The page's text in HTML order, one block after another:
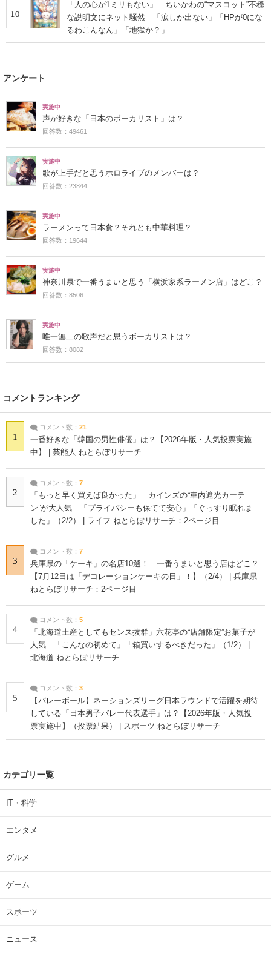
10
「人の心が1ミリもない」 ちいかわの“マスコット”不穏
な説明文にネット騒然 「涙しか出ない」「HPが0にな
るわこんなん」「地獄か？」
アンケート
実施中
声が好きな「日本のボーカリスト」は？
回答数：49461
実施中
歌が上手だと思うホロライブのメンバーは？
回答数：23844
実施中
ラーメンって日本食？それとも中華料理？
回答数：19644
実施中
神奈川県で一番うまいと思う「横浜家系ラーメン店」はどこ？
回答数：8506
実施中
唯一無二の歌声だと思うボーカリストは？
回答数：8082
コメントランキング
1
コメント数： 21
一番好きな「韓国の男性俳優」は？【2026年版・人気投票実施
中】 | 芸能人 ねとらぼリサーチ
2
コメント数： 7
「もっと早く買えば良かった」 カインズの“車内遮光カーテ
ン”が大人気 「プライバシーも保てて安心」「ぐっすり眠れま
した」（2/2） | ライフ ねとらぼリサーチ：2ページ目
3
コメント数： 7
兵庫県の「ケーキ」の名店10選！ 一番うまいと思う店はどこ？
【7月12日は「デコレーションケーキの日」！】（2/4） | 兵庫県
ねとらぼリサーチ：2ページ目
4
コメント数： 5
「北海道土産としてもセンス抜群」六花亭の“店舗限定”お菓子が
人気 「こんなの初めて」「箱買いするべきだった」（1/2） |
北海道 ねとらぼリサーチ
5
コメント数： 3
【バレーボール】ネーションズリーグ日本ラウンドで活躍を期待
している「日本男子バレー代表選手」は？【2026年版・人気投
票実施中】（投票結果） | スポーツ ねとらぼリサーチ
カテゴリ一覧
IT・科学
エンタメ
グルメ
ゲーム
スポーツ
ニュース